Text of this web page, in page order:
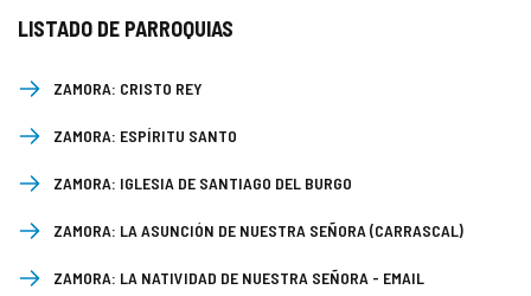
LISTADO DE PARROQUIAS
ZAMORA: CRISTO REY
ZAMORA: ESPÍRITU SANTO
ZAMORA: IGLESIA DE SANTIAGO DEL BURGO
ZAMORA: LA ASUNCIÓN DE NUESTRA SEÑORA (CARRASCAL)
ZAMORA: LA NATIVIDAD DE NUESTRA SEÑORA - EMAIL